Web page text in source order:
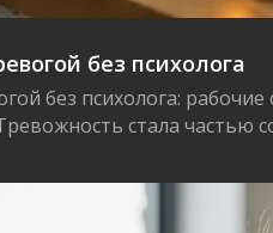
без психолога
без психолога:
стала частью